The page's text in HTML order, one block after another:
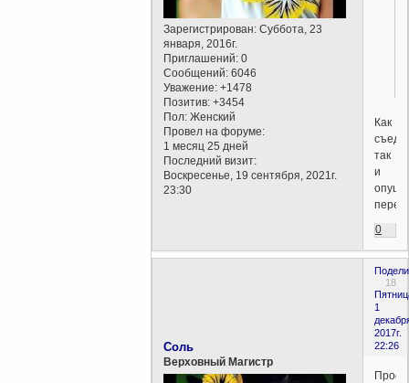
Зарегистрирован: Суббота, 23
января, 2016г.
Приглашений: 0
Сообщений: 6046
Уважение: +1478
Позитив: +3454
Пол: Женский
Провел на форуме:
1 месяц 25 дней
Последний визит:
Воскресенье, 19 сентября, 2021г.
23:30
Как
так
и
0
18
1
2017г.
22:26
Соль
Верховный Магистр